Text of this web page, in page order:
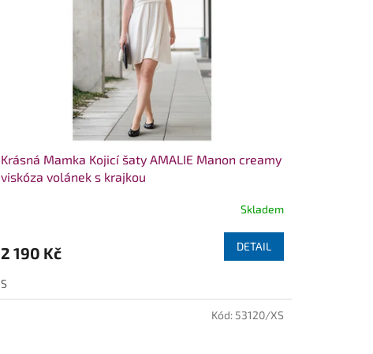
Krásná Mamka Kojicí šaty AMALIE Manon creamy
viskóza volánek s krajkou
Skladem
2 190 Kč DETAIL
S
Kód: 53120/XS